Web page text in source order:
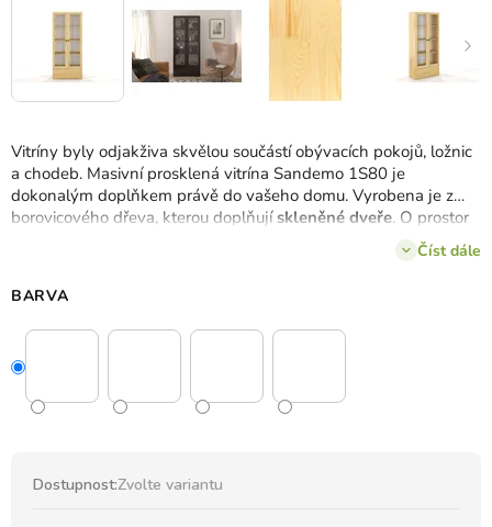
Vitríny byly odjakživa skvělou součástí obývacích pokojů, ložnic
a chodeb. Masivní prosklená vitrína Sandemo 1S80 je
dokonalým doplňkem právě do vašeho domu. Vyrobena je z
borovicového dřeva, kterou doplňují skleněné dveře. O prostor
Po otevření dvířek na vás čekajíČíst dále
BARVA
Dostupnost:Zvolte variantu